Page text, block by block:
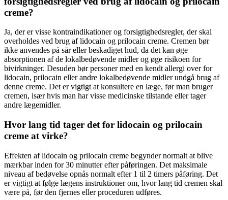
creme?
Ja, der er visse kontraindikationer og forsigtighedsregler, der skal
overholdes ved brug af lidocain og prilocain creme. Cremen bør
ikke anvendes på sår eller beskadiget hud, da det kan øge
absorptionen af de lokalbedøvende midler og øge risikoen for
bivirkninger. Desuden bør personer med en kendt allergi over for
lidocain, prilocain eller andre lokalbedøvende midler undgå brug af
denne creme. Det er vigtigt at konsultere en læge, før man bruger
cremen, især hvis man har visse medicinske tilstande eller tager
andre lægemidler.
Hvor lang tid tager det for lidocain og prilocain
creme at virke?
Effekten af lidocain og prilocain creme begynder normalt at blive
mærkbar inden for 30 minutter efter påføringen. Det maksimale
niveau af bedøvelse opnås normalt efter 1 til 2 timers påføring. Det
er vigtigt at følge lægens instruktioner om, hvor lang tid cremen skal
være på, før den fjernes eller proceduren udføres.